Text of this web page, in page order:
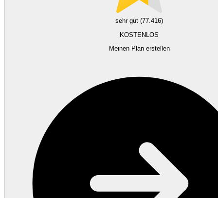
sehr gut (77.416)
KOSTENLOS
Meinen Plan erstellen